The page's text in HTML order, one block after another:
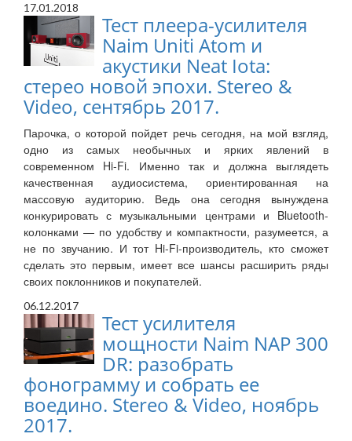
17.01.2018
Тест плеера-усилителя
Naim Uniti Atom и
акустики Neat Iota:
стерео новой эпохи. Stereo &
Video, сентябрь 2017.
Парочка, о которой пойдет речь сегодня, на мой взгляд,
одно из самых необычных и ярких явлений в
современном Hi-Fi. Именно так и должна выглядеть
качественная аудиосистема, ориентированная на
массовую аудиторию. Ведь она сегодня вынуждена
конкурировать с музыкальными центрами и Bluetooth-
колонками — по удобству и компактности, разумеется, а
не по звучанию. И тот Hi-Fi-производитель, кто сможет
сделать это первым, имеет все шансы расширить ряды
своих поклонников и покупателей.
06.12.2017
Тест усилителя
мощности Naim NAP 300
DR: разобрать
фонограмму и собрать ее
воедино. Stereo & Video, ноябрь
2017.